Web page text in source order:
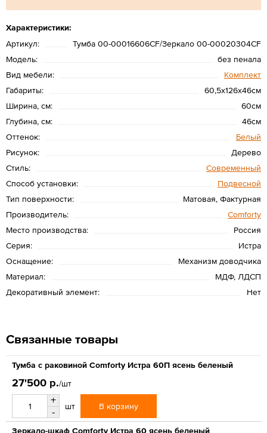
Характеристики:
Артикул:
Тумба 00-00016606CF/Зеркало 00-00020304CF
Модель:
без пенала
Вид мебели:
Комплект
Габариты:
60,5х126х46см
Ширина, см:
60см
Глубина, см:
46см
Оттенок:
Белый
Рисунок:
Дерево
Стиль:
Современный
Способ установки:
Подвесной
Тип поверхности:
Матовая, Фактурная
Производитель:
Сomforty
Место производства:
Россия
Серия:
Истра
Оснащение:
Механизм доводчика
Материал:
МДФ, ЛДСП
Декоративный элемент:
Нет
Связанные товары
Тумба с раковиной Comforty Истра 60П ясень беленый
27'500 р./шт
+
-
шт В корзину
Зеркало-шкаф Comforty Истра 60 ясень беленый